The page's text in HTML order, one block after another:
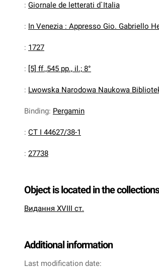
: Giornale de letterati d`Italia
: In Venezia : Appresso Gio. Gabriello
: 1727
: [5] ff.,545 pp., il.; 8°
: Lwowska Narodowa Naukowa
Binding: Pergamin
: CT I 44627/38-1
: 27738
Object is located in the
Видання XVIII ст.
Additional information
Last modification date: